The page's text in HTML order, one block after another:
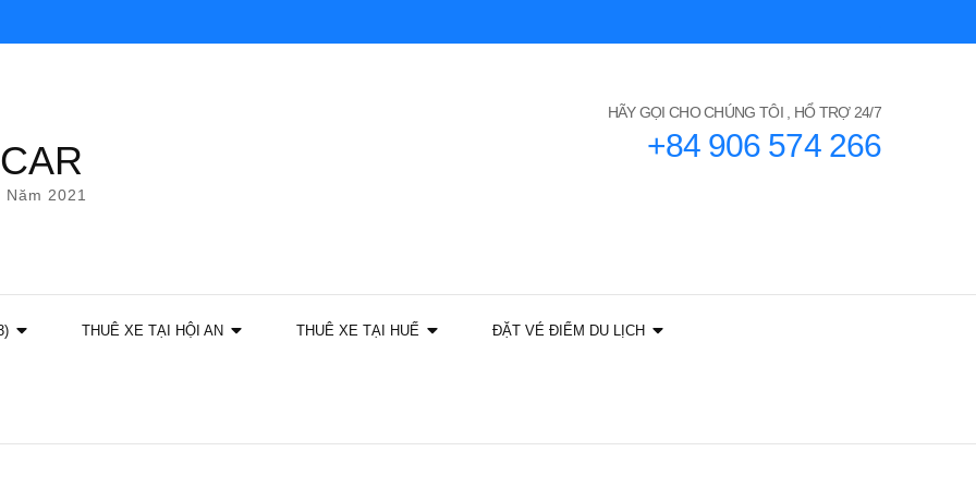
2021
HÃY GỌI CHO CHÚNG TÔI , HỔ TRỢ 24/7
+84 906 574 266
THUÊ XE TẠI HỘI AN THUÊ XE TẠI HUẾ ĐẶT VÉ ĐIỂM DU LỊCH